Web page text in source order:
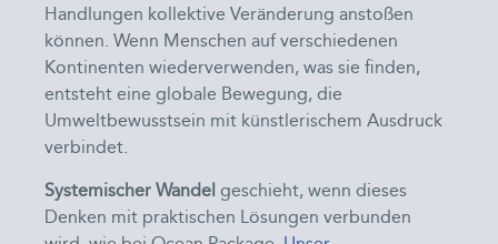
Handlungen kollektive Veränderung anstoßen
können. Wenn Menschen auf verschiedenen
Kontinenten wiederverwenden, was sie finden,
entsteht eine globale Bewegung, die
Umweltbewusstsein mit künstlerischem Ausdruck
verbindet.
Systemischer Wandel geschieht, wenn dieses
Denken mit praktischen Lösungen verbunden